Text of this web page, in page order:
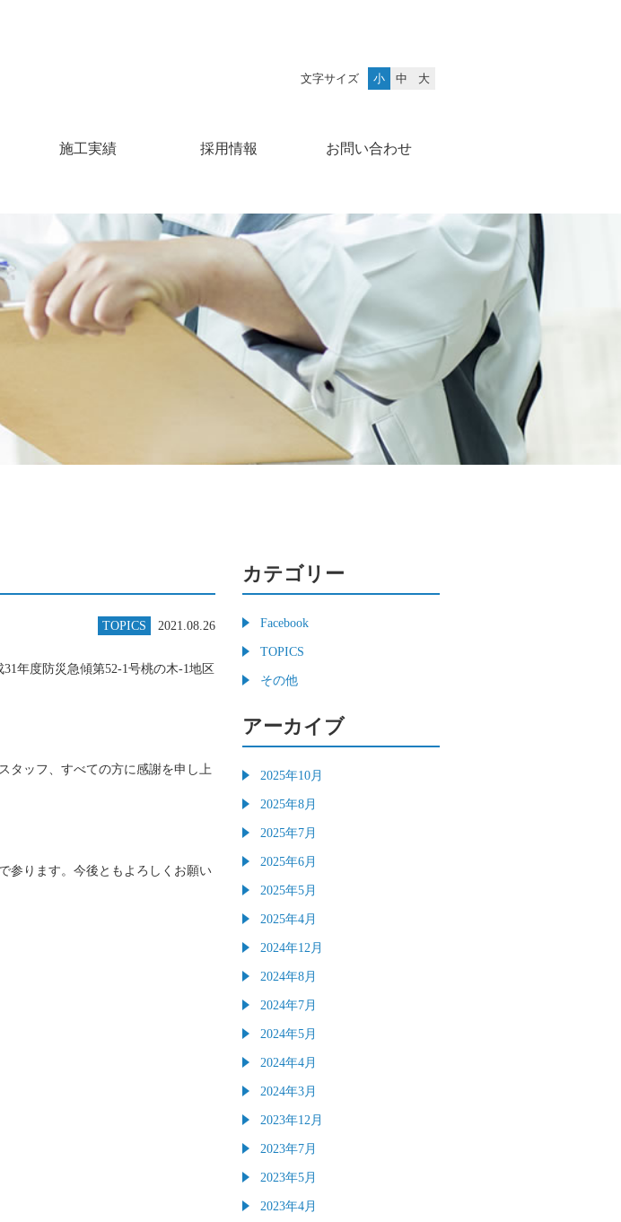
文字サイズ 小 中 大
施工実績 採用情報 お問い合わせ
TOPICS 2021.08.26
年度防災急傾第52-1号桃の木-1地区
タッフ、すべての方に感謝を申し上
参ります。今後ともよろしくお願い
カテゴリー
Facebook
TOPICS
その他
アーカイブ
2025年10月
2025年8月
2025年7月
2025年6月
2025年5月
2025年4月
2024年12月
2024年8月
2024年7月
2024年5月
2024年4月
2024年3月
2023年12月
2023年7月
2023年5月
2023年4月